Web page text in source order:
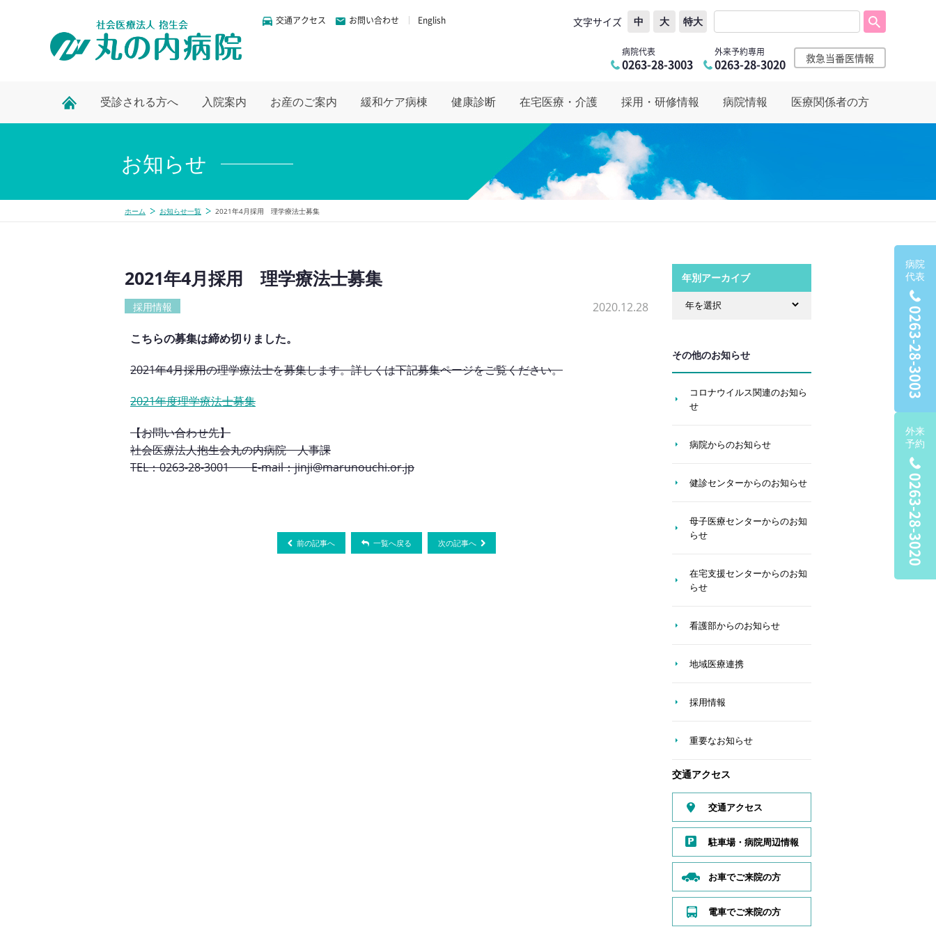
交通アクセス お問い合わせ English 文字サイズ 中 大 特大
病院代表
0263-28-3003
外来予約専用
0263-28-3020 救急当番医情報
受診される方へ 入院案内 お産のご案内 緩和ケア病棟 健康診断 在宅医療・介護 採用・研修情報 病院情報 医療関係者の方
お知らせ
ホーム お知らせ一覧 2021年4月採用 理学療法士募集
2021年4月採用 理学療法士募集
採用情報 2020.12.28
こちらの募集は締め切りました。
2021年4月採用の理学療法士を募集します。詳しくは下記募集ページをご覧ください。
2021年度理学療法士募集
【お問い合わせ先】
社会医療法人抱生会丸の内病院 人事課
TEL：0263-28-3001 E-mail：jinji@marunouchi.or.jp
前の記事へ 一覧へ戻る 次の記事へ
年別アーカイブ
その他のお知らせ
コロナウイルス関連のお知ら
せ
病院からのお知らせ
健診センターからのお知らせ
母子医療センターからのお知
らせ
在宅支援センターからのお知
らせ
看護部からのお知らせ
地域医療連携
採用情報
重要なお知らせ
交通アクセス
交通アクセス
駐車場・病院周辺情報
お車でご来院の方
電車でご来院の方
病院
代表
0263-28-3003
外来
予約
0263-28-3020